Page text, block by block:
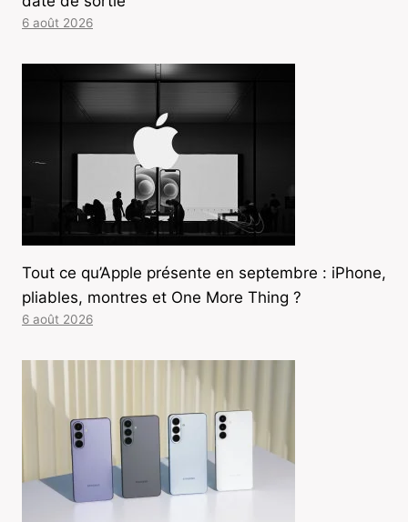
6 août 2026
Tout ce qu’Apple présente en septembre : iPhone,
pliables, montres et One More Thing ?
6 août 2026